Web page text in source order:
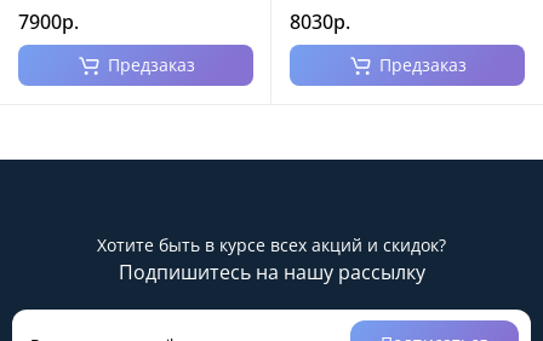
7900р.
Предзаказ
8030р.
Предзаказ
Хотите быть в курсе всех акций и скидок?
Подпишитесь на нашу рассылку